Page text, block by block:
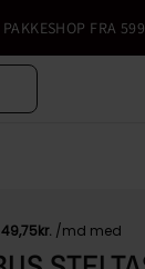
FRA 599,-